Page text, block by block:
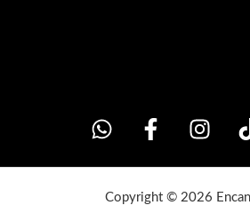
Copyright © 2026